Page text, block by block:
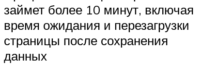
займет более 10 минут, включая
время ожидания и перезагрузки
страницы после сохранения
данных